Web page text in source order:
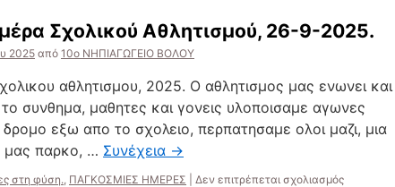
Σχολικού Αθλητισμού, 26-9-2025.
2025από 10ο ΝΗΠΙΑΓΩΓΕΙΟ ΒΟΛΟΥ
αθλητισμου, 2025. Ο αθλητισμος μας ενωνει και
συνθημα, μαθητες και γονεις υλοποισαμε αγωνες
δρομο εξω απο το σχολειο, περπατησαμε ολοι μαζι, μια
μας παρκο, … Συνέχεια →
στη φύση., ΠΑΓΚΟΣΜΙΕΣ ΗΜΕΡΕΣ Δεν επιτρέπεται σχολιασμόςστο